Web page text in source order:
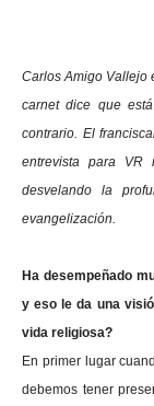
Carlos Amigo Vallejo
carnet dice que
contrario. El
entrevista para
desvelando la
evangelización.
Ha desempeñado
y eso le da una
vida religiosa?
En primer lugar
debemos tener